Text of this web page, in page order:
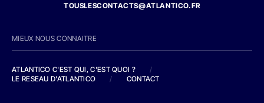
TOUSLESCONTACTS@ATLANTICO.FR
MIEUX NOUS CONNAITRE
ATLANTICO C'EST QUI, C'EST QUOI ?
/
LE RESEAU D'ATLANTICO
/ CONTACT